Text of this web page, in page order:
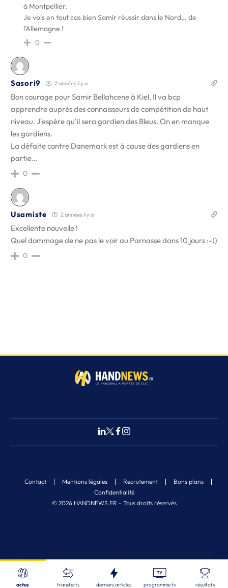
Recherche
Fermer
à Montpellier.
Je vois en tout cas bien Samir réussir dans le Nord… de
l'Allemagne !
0
Sasori9 2 années il y a
Bon courage pour Samir Bellahcene à Kiel. Il va bcp
apprendre auprès des connaisseurs de compétition de haut
niveau. J'espère qu'il sera gardien des Bleus. On en manque
les gardiens.
La défaite contre Danemark est à cause des gardiens en
partie…
0
Usamiste 2 années il y a
Excellente nouvelle !
Quel dommage de ne pas le voir au Parnasse dans 10 jours :-))
0
© 2026 HANDNEWS.FR - Tous droits réservés
Contact Mentions légales Recrutement
Bons plans
Confidentialité
actus transferts derniers articles programme tv résultats
Nos derniers articles
10